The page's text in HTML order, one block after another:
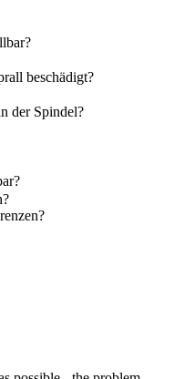
beschädigt?
der Spindel?